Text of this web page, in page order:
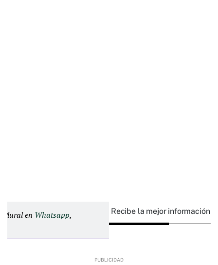
Plural en Whatsapp, Recibe la mejor información